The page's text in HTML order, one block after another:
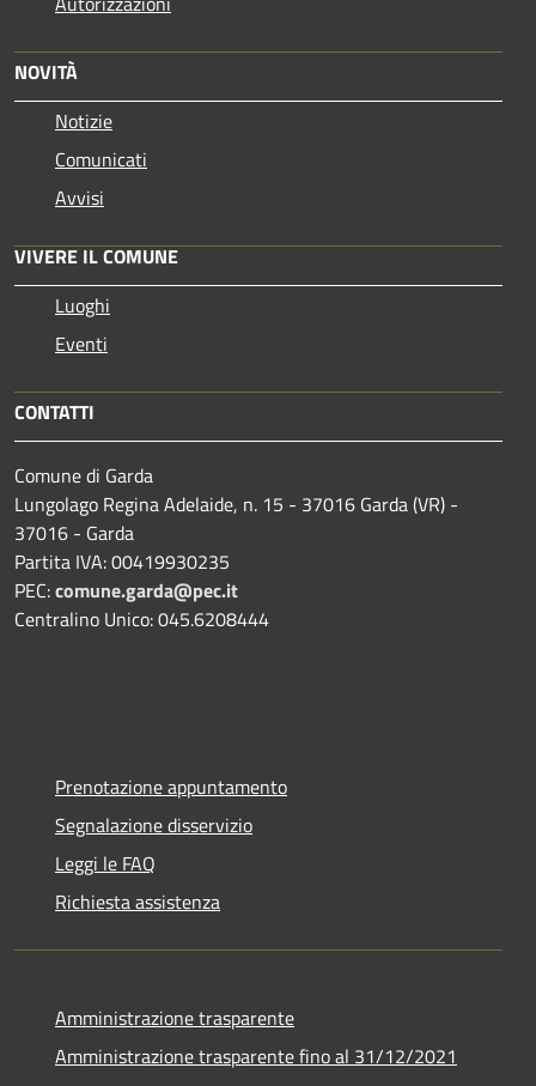
NOVITÀ
Notizie
Comunicati
Avvisi
VIVERE IL COMUNE
Luoghi
Eventi
CONTATTI
Comune di Garda
Lungolago Regina Adelaide, n. 15 - 37016 Garda (VR) -
37016 - Garda
Partita IVA: 00419930235
PEC:comune.garda@pec.it
Centralino Unico: 045.6208444
Prenotazione appuntamento
Segnalazione disservizio
Leggi le FAQ
Richiesta assistenza
Amministrazione trasparente
Amministrazione trasparente fino al 31/12/2021